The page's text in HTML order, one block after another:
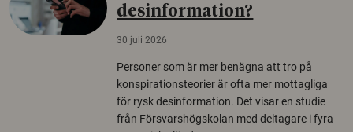
desinformation?
30 juli 2026
Personer som är mer benägna att tro på
konspirationsteorier är ofta mer mottagliga
för rysk desinformation. Det visar en studie
från Försvarshögskolan med deltagare i fyra